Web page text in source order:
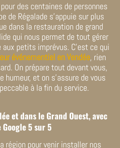
des centaines de personnes
de Régalade s’appuie sur plus
dans la restauration de grand
qui nous permet de tout gérer
petits imprévus. C’est ce qui
événementiel en Vendée, rien
On prépare tout devant vous,
humeur, et on s’assure de vous
à la fin du service.
et dans le Grand Ouest, avec
5 sur 5
région pour venir installer nos